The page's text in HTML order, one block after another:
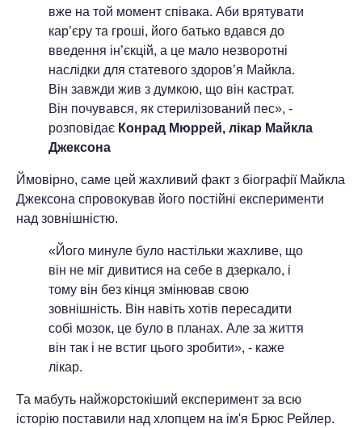
вже на той момент співака. Аби врятувати
кар’єру та гроші, його батько вдався до
введення ін’єкцій, а це мало незворотні
наслідки для статевого здоров’я Майкла.
Він завжди жив з думкою, що він кастрат.
Він почувався, як стерилізований пес», -
розповідає Конрад Мюррей, лікар Майкла
Джексона
Ймовірно, саме цей жахливий факт з біографії Майкла
Джексона спровокував його постійні експерименти
над зовнішністю.
«Його минуле було настільки жахливе, що
він не міг дивитися на себе в дзеркало, і
тому він без кінця змінював свою
зовнішність. Він навіть хотів пересадити
собі мозок, це було в планах. Але за життя
він так і не встиг цього зробити», - каже
лікар.
Та мабуть найжорстокіший експеримент за всю
історію поставили над хлопцем на ім'я Брюс Рейлер.